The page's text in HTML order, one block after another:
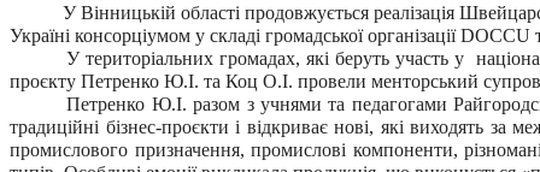
У Вінницькій області продовжується реалізація
Україні консорціумом у складі громадської організації
У територіальних громадах, які беруть участь у
проєкту Петренко Ю.І. та Коц О.І. провели менторський
Петренко Ю.І. разом з учнями та педагогами
традиційні бізнес-проєкти і відкриває нові, які виходять за
промислового призначення, промислові компоненти,